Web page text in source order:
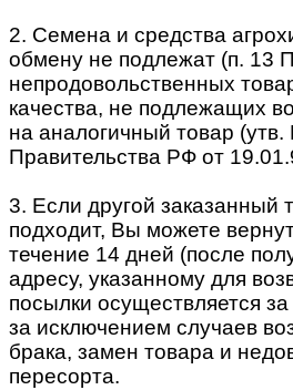
2. Семена и средства
обмену не подлежат (п. 13
непродовольственных
качества, не подлежащих
на аналогичный товар
Правительства РФ от
3. Если другой заказанный
подходит, Вы можете
течение 14 дней (после
адресу, указанному для
посылки осуществляется
за исключением случаев
брака, замен товара и
пересорта.